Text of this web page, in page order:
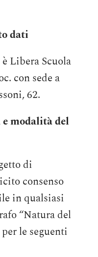
dati
Libera Scuola
con sede a
62.
modalità del
di
consenso
in qualsiasi
“Natura del
le seguenti